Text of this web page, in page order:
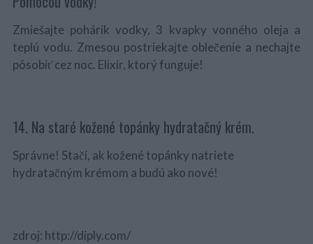
Zmiešajte pohárik vodky, 3 kvapky vonného oleja a
teplú vodu. Zmesou postriekajte oblečenie a nechajte
pôsobiť cez noc. Elixír, ktorý funguje!
14. Na staré kožené topánky hydratačný krém.
Správne! Stačí, ak kožené topánky natriete
hydratačným krémom a budú ako nové!
zdroj: http://diply.com/